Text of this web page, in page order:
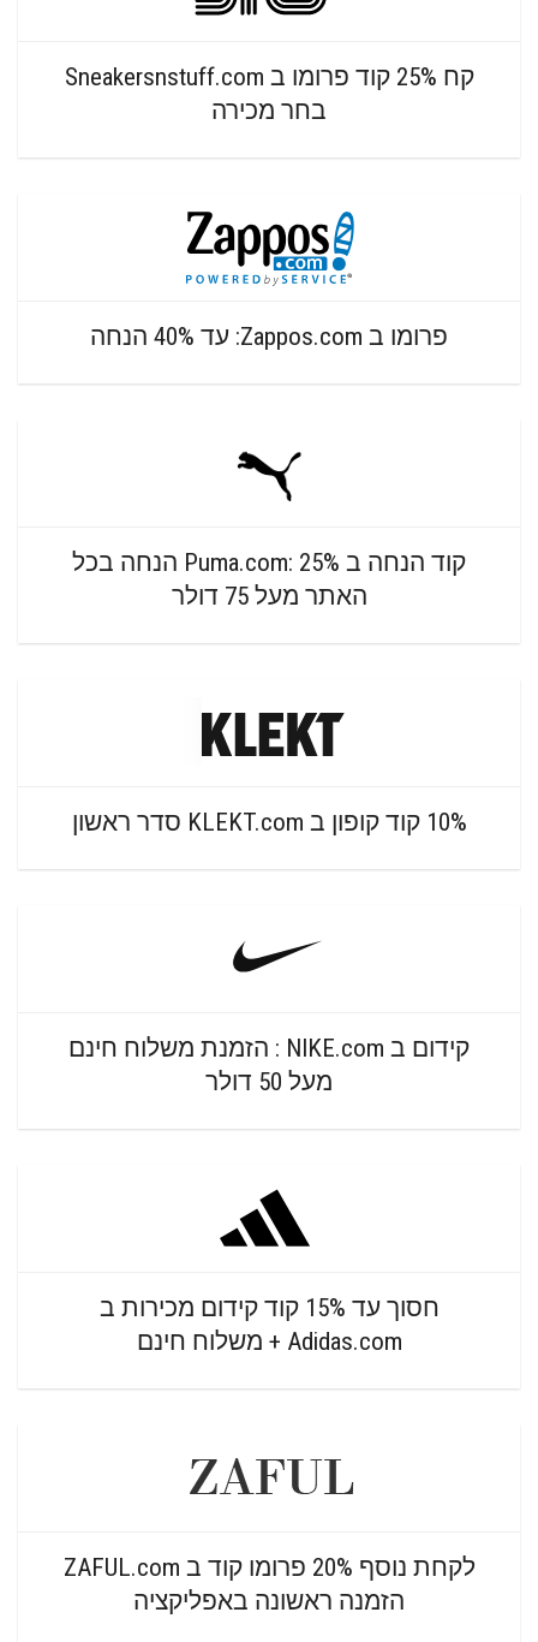
קח 25% קוד פרומו ב Sneakersnstuff.com
בחר מכירה
פרומו ב Zappos.com: עד 40% הנחה
קוד הנחה ב Puma.com: 25% הנחה בכל
האתר מעל 75 דולר
10% קוד קופון ב KLEKT.com סדר ראשון
קידום ב NIKE.com : הזמנת משלוח חינם
מעל 50 דולר
חסוך עד 15% קוד קידום מכירות ב
Adidas.com + משלוח חינם
לקחת נוסף 20% פרומו קוד ב ZAFUL.com
הזמנה ראשונה באפליקציה